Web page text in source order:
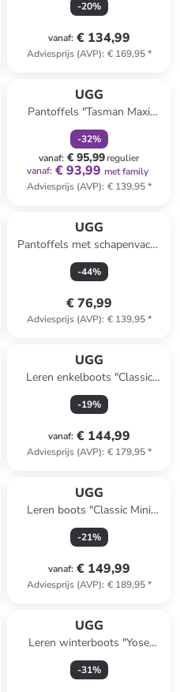
-20%
vanaf: € 134,99
Adviesprijs (AVP): € 169,95*
UGG
Pantoffels "Tasman Maxi
Curly" zwart
-32%
vanaf: € 95,99regulier
vanaf: € 93,99 met family
Adviesprijs (AVP): € 139,95*
UGG
Pantoffels met schapenvacht
"Tasman" grijs
-44%
€ 76,99
Adviesprijs (AVP): € 139,95*
UGG
Leren enkelboots "Classic
Ultra Mini" zwart
-19%
vanaf: € 144,99
Adviesprijs (AVP): € 179,95*
UGG
Leren boots "Classic Mini
Dipper" paars
-21%
vanaf: € 149,99
Adviesprijs (AVP): € 189,95*
UGG
Leren winterboots "Yose
Puffer" zwart
-31%